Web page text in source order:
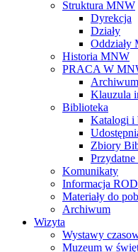
Struktura MNW
Dyrekcja
Działy
Oddziały
Historia MNW
PRACA W
Archiwum
Klauzula
Biblioteka
Katalogi i
Zbiory
Komunikaty
Informacja
Materiały do
Archiwum
Wizyta
Wystawy
Muzeum w